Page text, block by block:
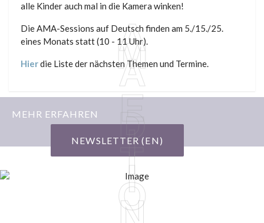
alle Kinder auch mal in die Kamera winken!
Die AMA-Sessions auf Deutsch finden am 5./15./25.
eines Monats statt (10 - 11 Uhr).
Hierdie Liste der nächsten Themen und Termine.
MEHR ERFAHREN
NEWSLETTER (EN)
A
M
A
E
D
I
T
I
O
N